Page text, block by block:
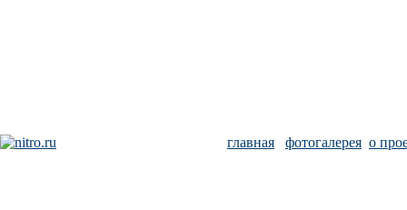
главная фотогалерея о